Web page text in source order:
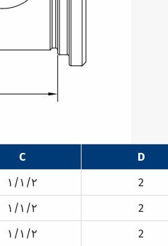
C D
۱/۱/۲ 2
۱/۱/۲ 2
۱/۱/۲ 2